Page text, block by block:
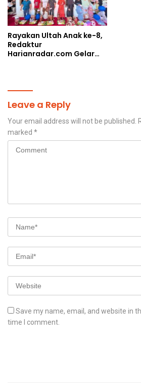
Rayakan Ultah Anak ke-8,
Redaktur
Harianradar.com Gelar
Leave a Reply
Your email address will not be published.
marked *
Save my name, email, and website in
time I comment.